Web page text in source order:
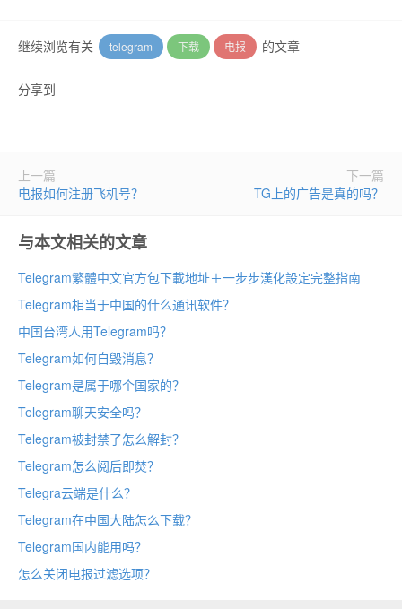
继续浏览有关 telegram 下载 电报 的文章
分享到
上一篇
电报如何注册飞机号？
下一篇
TG上的广告是真的吗？
与本文相关的文章
Telegram繁體中文官方包下載地址＋一步步漢化設定完整指南
Telegram相当于中国的什么通讯软件？
中国台湾人用Telegram吗？
Telegram如何自毁消息？
Telegram是属于哪个国家的？
Telegram聊天安全吗？
Telegram被封禁了怎么解封？
Telegram怎么阅后即焚？
Telegra云端是什么？
Telegram在中国大陆怎么下载？
Telegram国内能用吗？
怎么关闭电报过滤选项？